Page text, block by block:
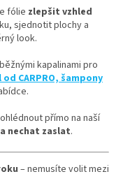
fólie zlepšit vzhled
sjednotit plochy a
look.
kapalinami pro
od CARPRO, šampony
přímo na naší
a nechat zaslat.
– nemusíte volit mezi